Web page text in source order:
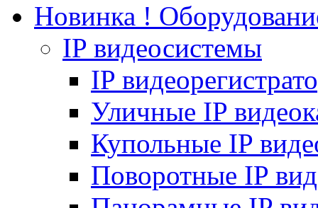
Новинка !
IP видеосистемы
IP
Уличные IP
Купольные IP
Поворотные IP